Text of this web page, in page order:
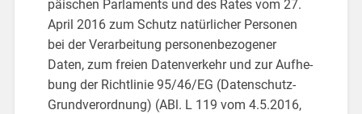
päi­schen Par­la­ments und des Rates vom 27.
April 2016 zum Schutz na­tür­li­cher Per­so­nen
bei der Ver­ar­bei­tung per­so­nen­be­zo­ge­ner
Daten, zum frei­en Da­ten­ver­kehr und zur Auf­he­
bung der Richt­li­nie 95/46/EG (Da­ten­schutz-
Grund­ver­ord­nung) (ABl. L 119 vom 4.5.2016,